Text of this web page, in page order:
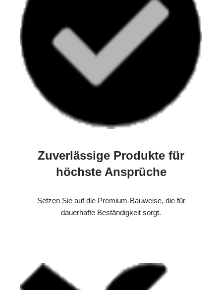
Zuverlässige Produkte für
höchste Ansprüche
Setzen Sie auf die Premium-Bauweise, die für
dauerhafte Beständigkeit sorgt.